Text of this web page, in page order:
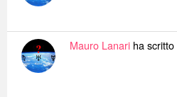
Mauro Lanari ha scritto